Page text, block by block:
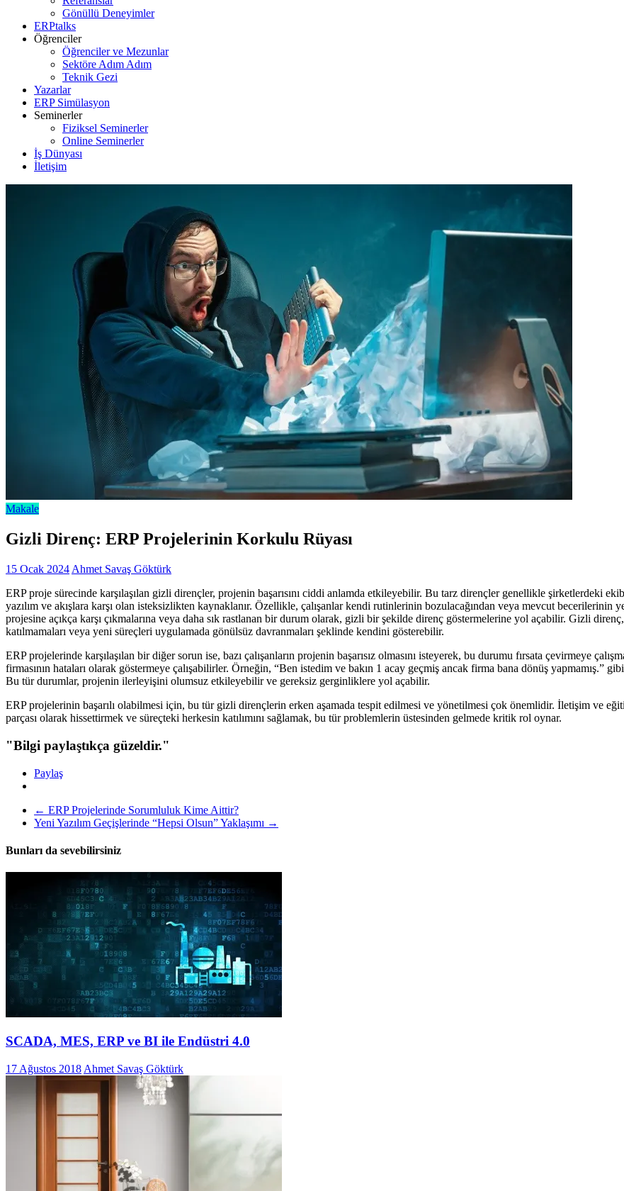
Gönüllü Deneyimler
ERPtalks
Öğrenciler
Öğrenciler ve Mezunlar
Sektöre Adım Adım
Teknik Gezi
Yazarlar
ERP Simülasyon
Seminerler
Fiziksel Seminerler
Online Seminerler
İş Dünyası
İletişim
Makale
Gizli Direnç: ERP Projelerinin Korkulu Rüyası
15 Ocak 2024 Ahmet Savaş Göktürk
ERP proje sürecinde karşılaşılan gizli dirençler, projenin başarısını ciddi anlamda etkileyebilir. Bu tarz dirençler genellikle şirketlerdeki
yazılım ve akışlara karşı olan isteksizlikten kaynaklanır. Özellikle, çalışanlar kendi rutinlerinin bozulacağından veya mevcut becerilerinin
projesine açıkça karşı çıkmalarına veya daha sık rastlanan bir durum olarak, gizli bir şekilde direnç göstermelerine yol açabilir. Gizli
katılmamaları veya yeni süreçleri uygulamada gönülsüz davranmaları şeklinde kendini gösterebilir.
ERP projelerinde karşılaşılan bir diğer sorun ise, bazı çalışanların projenin başarısız olmasını isteyerek, bu durumu fırsata çevirmeye
firmasının hataları olarak göstermeye çalışabilirler. Örneğin, “Ben istedim ve bakın 1 acay geçmiş ancak firma bana dönüş yapmamış.” gibi
Bu tür durumlar, projenin ilerleyişini olumsuz etkileyebilir ve gereksiz gerginliklere yol açabilir.
ERP projelerinin başarılı olabilmesi için, bu tür gizli dirençlerin erken aşamada tespit edilmesi ve yönetilmesi çok önemlidir. İletişim ve
parçası olarak hissettirmek ve süreçteki herkesin katılımını sağlamak, bu tür problemlerin üstesinden gelmede kritik rol oynar.
"Bilgi paylaştıkça güzeldir."
Paylaş
← ERP Projelerinde Sorumluluk Kime Aittir?
Yeni Yazılım Geçişlerinde “Hepsi Olsun” Yaklaşımı →
Bunları da sevebilirsiniz
SCADA, MES, ERP ve BI ile Endüstri 4.0
17 Ağustos 2018 Ahmet Savaş Göktürk